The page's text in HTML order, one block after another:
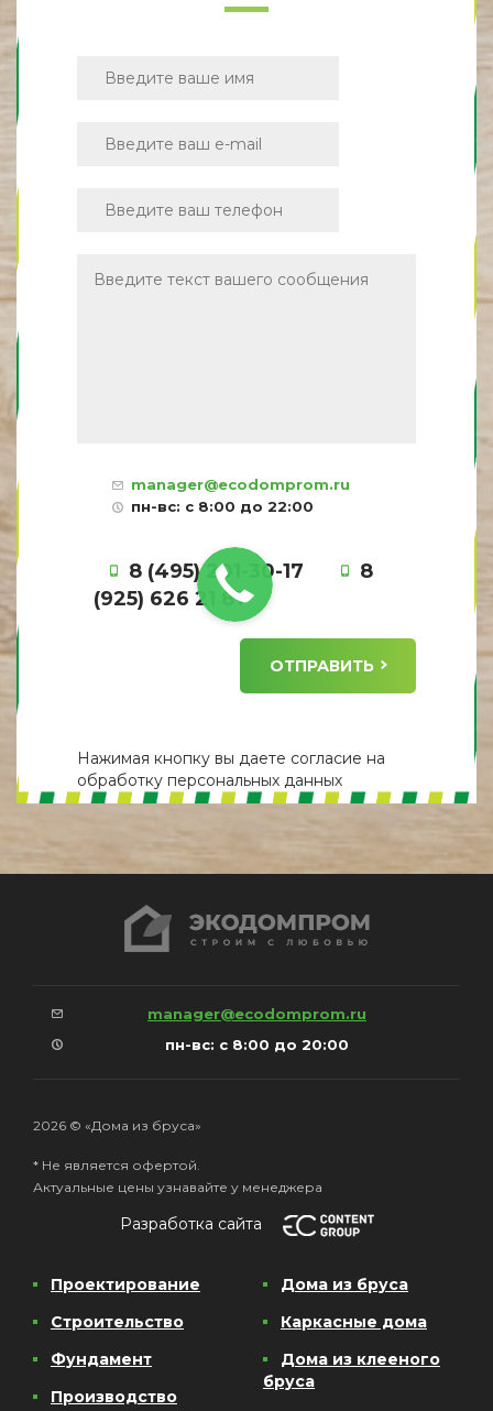
manager@ecodomprom.ru
пн-вс: с 8:00 до 22:00
8 (495) 201-30-17
8
(925) 626 21 87
ОТПРАВИТЬ
Нажимая кнопку вы даете согласие на
обработку персональных данных
manager@ecodomprom.ru
пн-вс: с 8:00 до 20:00
2026 © «Дома из бруса»
* Не является офертой.
Актуальные цены узнавайте у менеджера
Разработка сайта
Проектирование
Строительство
Фундамент
Производство
Дома из бруса
Каркасные дома
Дома из клееного
бруса